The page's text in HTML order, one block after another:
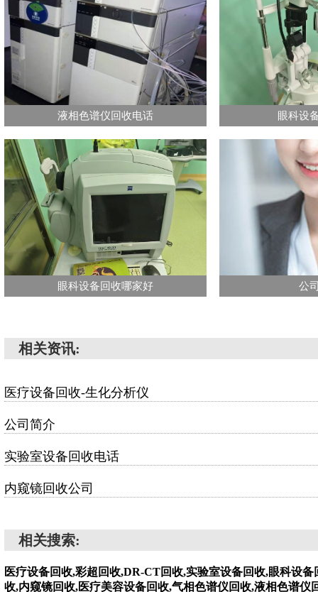
液相色谱仪回收电话 眼科设
眼科设备回收哪家好 公
相关资讯:
医疗设备回收-生化分析仪
公司简介
实验室设备回收电话
内窥镜回收公司
相关搜索:
医疗设备回收,彩超回收,DR-CT回收,实验室设备回收,眼科设
收,内窥镜回收,医疗美容设备回收,气相色谱仪回收,液相色谱仪